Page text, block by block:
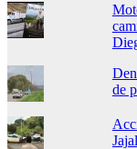
de